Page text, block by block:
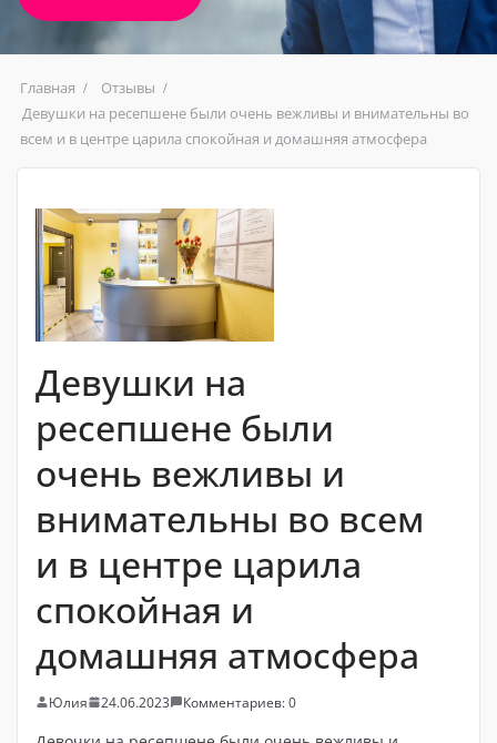
Главная
Отзывы
Девушки на ресепшене были очень вежливы и внимательны во
всем и в центре царила спокойная и домашняя атмосфера
Девушки на
ресепшене были
очень вежливы и
внимательны во всем
и в центре царила
спокойная и
домашняя атмосфера
Юлия 24.06.2023 Комментариев: 0